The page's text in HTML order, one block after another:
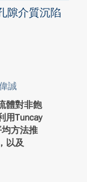
隙介質沉陷
誠
體對非飽
用Tuncay
方法推
以及